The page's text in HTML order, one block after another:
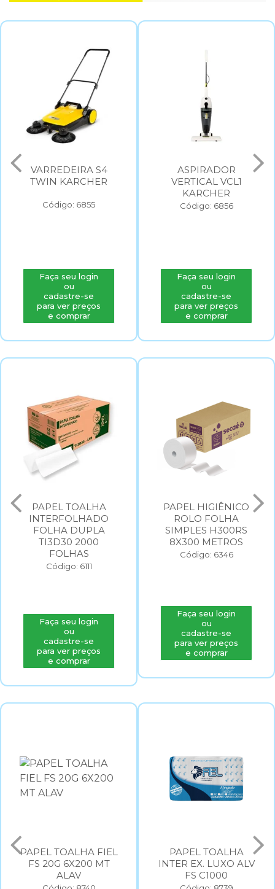
VARREDEIRA S4
TWIN KARCHER
Código: 6855
Faça seu login
ou
cadastre-se
para ver preços
e comprar
ASPIRADOR
VERTICAL VCL1
KARCHER
Código: 6856
Faça seu login
ou
cadastre-se
para ver preços
e comprar
PAPEL TOALHA
INTERFOLHADO
FOLHA DUPLA
TI3D30 2000
FOLHAS
Código: 6111
Faça seu login
ou
cadastre-se
para ver preços
e comprar
PAPEL HIGIÊNICO
ROLO FOLHA
SIMPLES H300RS
8X300 METROS
Código: 6346
Faça seu login
ou
cadastre-se
para ver preços
e comprar
PAPEL TOALHA FIEL
FS 20G 6X200 MT
ALAV
PAPEL TOALHA
INTER EX. LUXO ALV
FS C1000